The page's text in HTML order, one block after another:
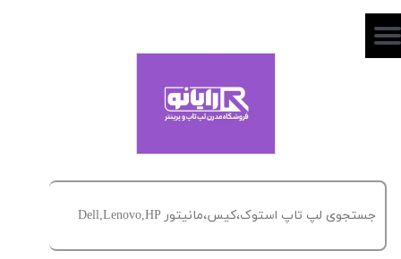
حساب کاربری من
خروج از حساب کاربری